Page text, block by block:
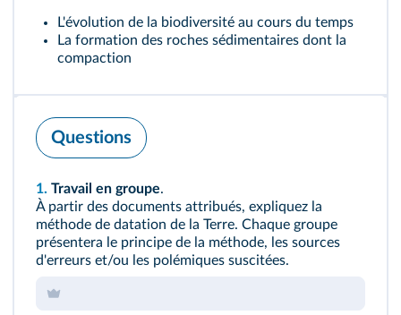
L'évolution de la biodiversité au cours du temps
La formation des roches sédimentaires dont la
compaction
Questions
1. Travail en groupe.
À partir des documents attribués, expliquez la
méthode de datation de la Terre. Chaque groupe
présentera le principe de la méthode, les sources
d'erreurs et/ou les polémiques suscitées.